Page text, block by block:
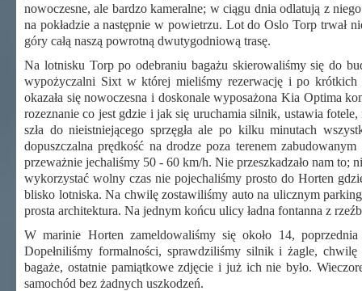
nowoczesne, ale bardzo kameralne; w ciągu dnia odlatują z
na pokładzie a następnie w powietrzu. Lot do Oslo Torp trwał
góry całą naszą powrotną dwutygodniową trasę.
Na lotnisku Torp po odebraniu bagażu skierowaliśmy się do
wypożyczalni Sixt w której mieliśmy rezerwację i po krótkich
okazała się nowoczesna i doskonale wyposażona Kia Optima
rozeznanie co jest gdzie i jak się uruchamia silnik, ustawia
szła do nieistniejącego sprzęgła ale po kilku minutach
dopuszczalna prędkość na drodze poza terenem
przeważnie jechaliśmy 50 - 60 km/h. Nie przeszkadzało nam
wykorzystać wolny czas nie pojechaliśmy prosto do Horten
blisko lotniska. Na chwilę zostawiliśmy auto na ulicznym
prosta architektura. Na jednym końcu ulicy ładna fontanna z
W marinie Horten zameldowaliśmy się około 14,
Dopełniliśmy formalności, sprawdziliśmy silnik i żagle, chwilę
bagaże, ostatnie pamiątkowe zdjęcie i już ich nie było.
samochód bez żadnych uszkodzeń.